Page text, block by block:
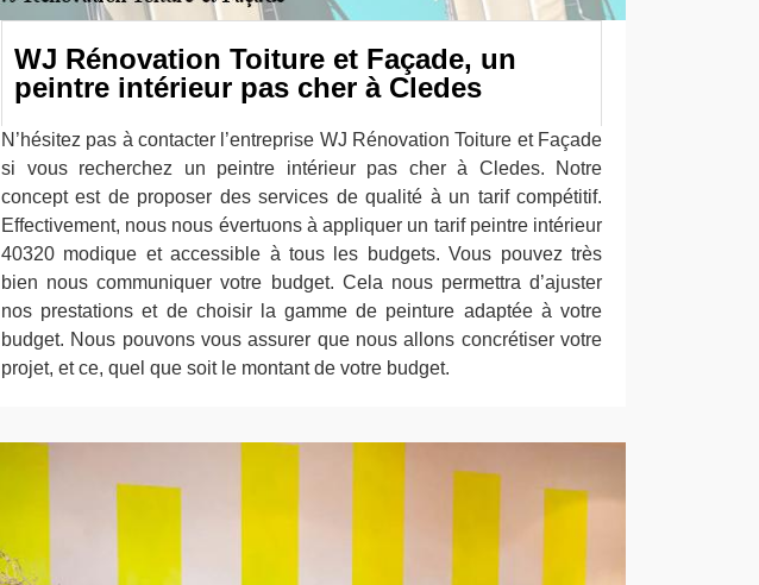
WJ Rénovation Toiture et Façade, un
peintre intérieur pas cher à Cledes
N’hésitez pas à contacter l’entreprise WJ Rénovation Toiture et Façade
si vous recherchez un peintre intérieur pas cher à Cledes. Notre
concept est de proposer des services de qualité à un tarif compétitif.
Effectivement, nous nous évertuons à appliquer un tarif peintre intérieur
40320 modique et accessible à tous les budgets. Vous pouvez très
bien nous communiquer votre budget. Cela nous permettra d’ajuster
nos prestations et de choisir la gamme de peinture adaptée à votre
budget. Nous pouvons vous assurer que nous allons concrétiser votre
projet, et ce, quel que soit le montant de votre budget.